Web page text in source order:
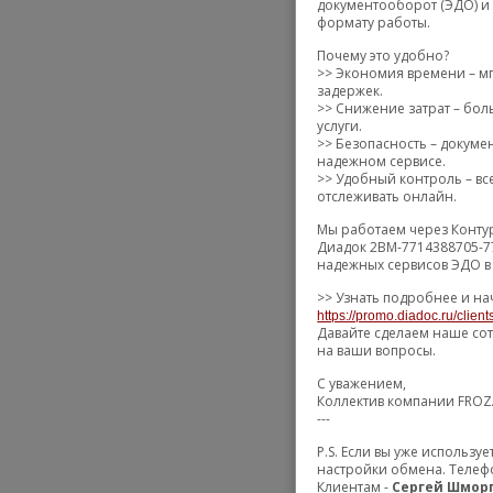
документооборот (ЭДО) и
формату работы.
Почему это удобно?
>> Экономия времени –
задержек.
>> Снижение затрат –
услуги.
>> Безопасность –
надежном сервисе.
>> Удобный контроль –
отслеживать онлайн.
Мы работаем через
Диадок 2BM-7714388705-
надежных сервисов ЭДО
>> Узнать подробнее и
https://promo.diadoc.ru/
Давайте сделаем наше
на ваши вопросы.
С уважением,
Коллектив компании
---
P.S. Если вы уже
настройки обмена.
Клиентам - Сергей